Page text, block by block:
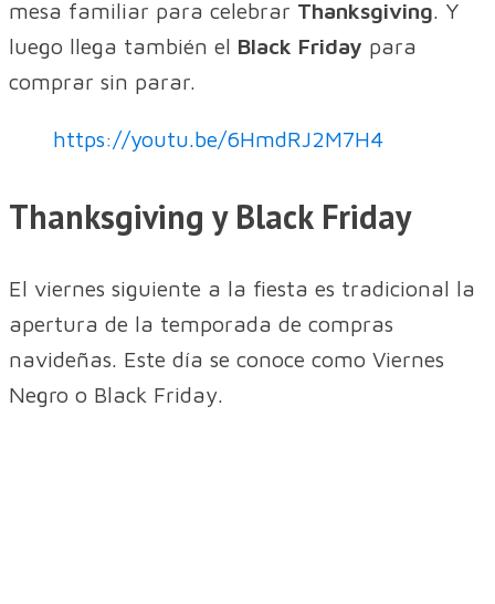
mesa familiar para celebrar Thanksgiving. Y
luego llega también el Black Friday para
comprar sin parar.
https://youtu.be/6HmdRJ2M7H4
Thanksgiving y Black Friday
El viernes siguiente a la fiesta es tradicional la
apertura de la temporada de compras
navideñas. Este día se conoce como Viernes
Negro o Black Friday.